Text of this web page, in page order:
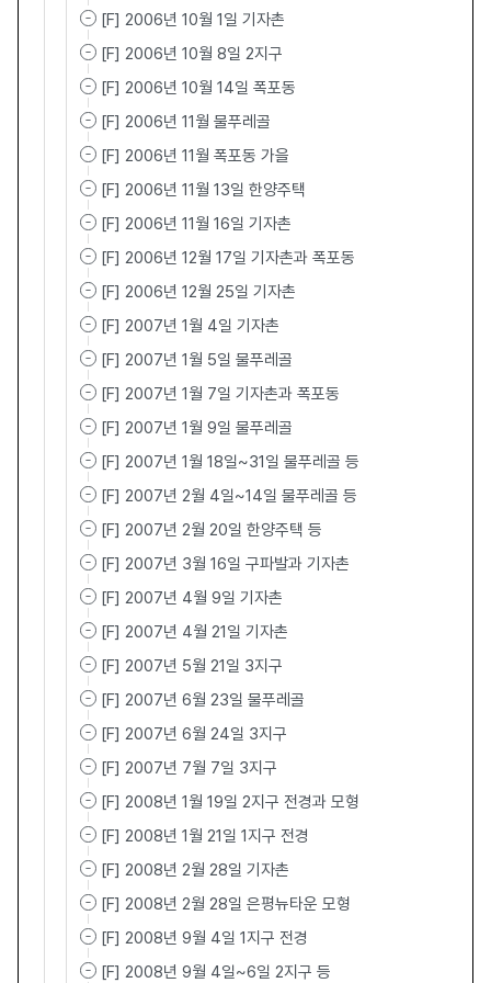
[F] 2006년 10월 1일 기자촌
[F] 2006년 10월 8일 2지구
[F] 2006년 10월 14일 폭포동
[F] 2006년 11월 물푸레골
[F] 2006년 11월 폭포동 가을
[F] 2006년 11월 13일 한양주택
[F] 2006년 11월 16일 기자촌
[F] 2006년 12월 17일 기자촌과 폭포동
[F] 2006년 12월 25일 기자촌
[F] 2007년 1월 4일 기자촌
[F] 2007년 1월 5일 물푸레골
[F] 2007년 1월 7일 기자촌과 폭포동
[F] 2007년 1월 9일 물푸레골
[F] 2007년 1월 18일~31일 물푸레골 등
[F] 2007년 2월 4일~14일 물푸레골 등
[F] 2007년 2월 20일 한양주택 등
[F] 2007년 3월 16일 구파발과 기자촌
[F] 2007년 4월 9일 기자촌
[F] 2007년 4월 21일 기자촌
[F] 2007년 5월 21일 3지구
[F] 2007년 6월 23일 물푸레골
[F] 2007년 6월 24일 3지구
[F] 2007년 7월 7일 3지구
[F] 2008년 1월 19일 2지구 전경과 모형
[F] 2008년 1월 21일 1지구 전경
[F] 2008년 2월 28일 기자촌
[F] 2008년 2월 28일 은평뉴타운 모형
[F] 2008년 9월 4일 1지구 전경
[F] 2008년 9월 4일~6일 2지구 등